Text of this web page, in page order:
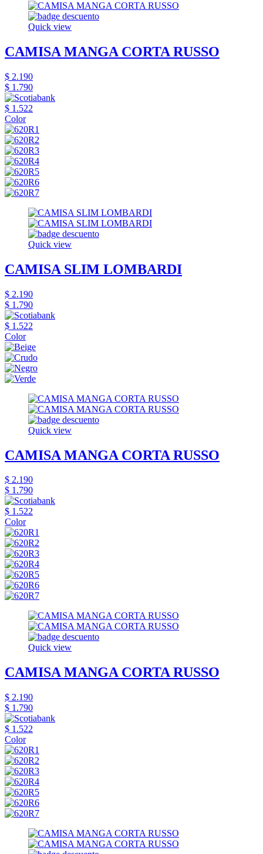
Quick view
CAMISA MANGA CORTA RUSSO
$ 2.190
$ 1.790
$ 1.522
Color
Quick view
CAMISA SLIM LOMBARDI
$ 2.190
$ 1.790
$ 1.522
Color
Quick view
CAMISA MANGA CORTA RUSSO
$ 2.190
$ 1.790
$ 1.522
Color
Quick view
CAMISA MANGA CORTA RUSSO
$ 2.190
$ 1.790
$ 1.522
Color